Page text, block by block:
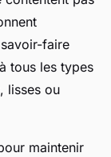
faire
tous les types
lisses ou
maintenir